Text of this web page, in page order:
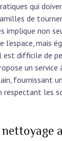
qui
de tourner
implique non
l’espace, mais
difficile de
un
fournissant
les